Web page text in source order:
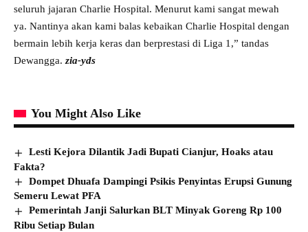
seluruh jajaran Charlie Hospital. Menurut kami sangat mewah
ya. Nantinya akan kami balas kebaikan Charlie Hospital dengan
bermain lebih kerja keras dan berprestasi di Liga 1,” tandas
Dewangga. zia-yds
You Might Also Like
Lesti Kejora Dilantik Jadi Bupati Cianjur, Hoaks atau
Fakta?
Dompet Dhuafa Dampingi Psikis Penyintas Erupsi Gunung
Semeru Lewat PFA
Pemerintah Janji Salurkan BLT Minyak Goreng Rp 100
Ribu Setiap Bulan